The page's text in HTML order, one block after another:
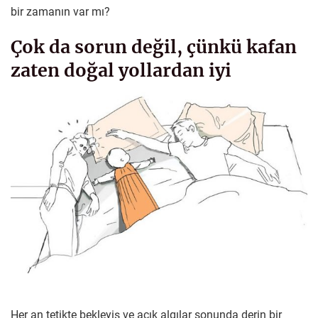
bir zamanın var mı?
Çok da sorun değil, çünkü kafan
zaten doğal yollardan iyi
Her an tetikte bekleyiş ve açık algılar sonunda derin bir